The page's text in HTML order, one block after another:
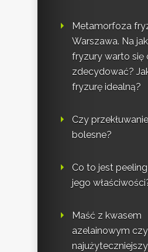
Metamorfoza
Warszawa. Na
fryzury warto się
zdecydować?
fryzurę idealną?
Czy
bolesne?
Co to jest peeling
jego
Maść z kwasem
azelainowym